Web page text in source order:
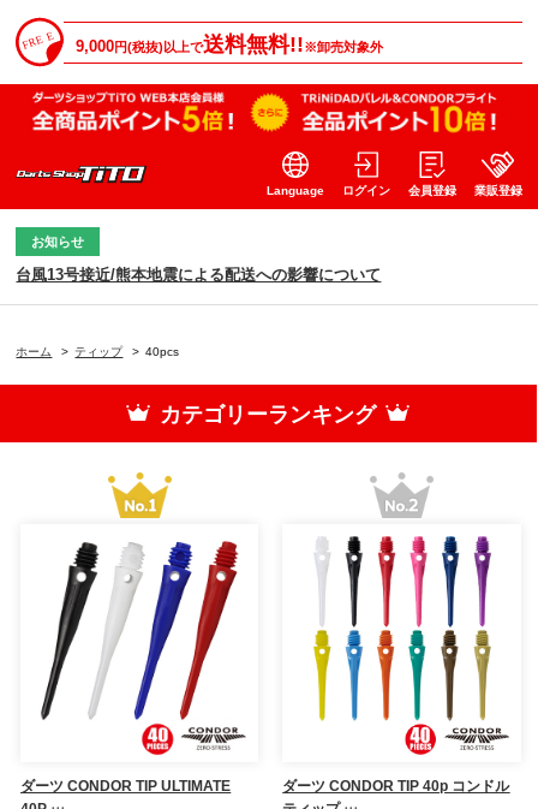
9,000円(税抜)以上で送料無料!!※卸売対象外
Language ログイン 会員登録 業販登録
お知らせ
台風13号接近/熊本地震による配送への影響について
ホーム > ティップ > 40pcs
カテゴリーランキング
ダーツ CONDOR TIP ULTIMATE
ダーツ CONDOR TIP 40p コンドル